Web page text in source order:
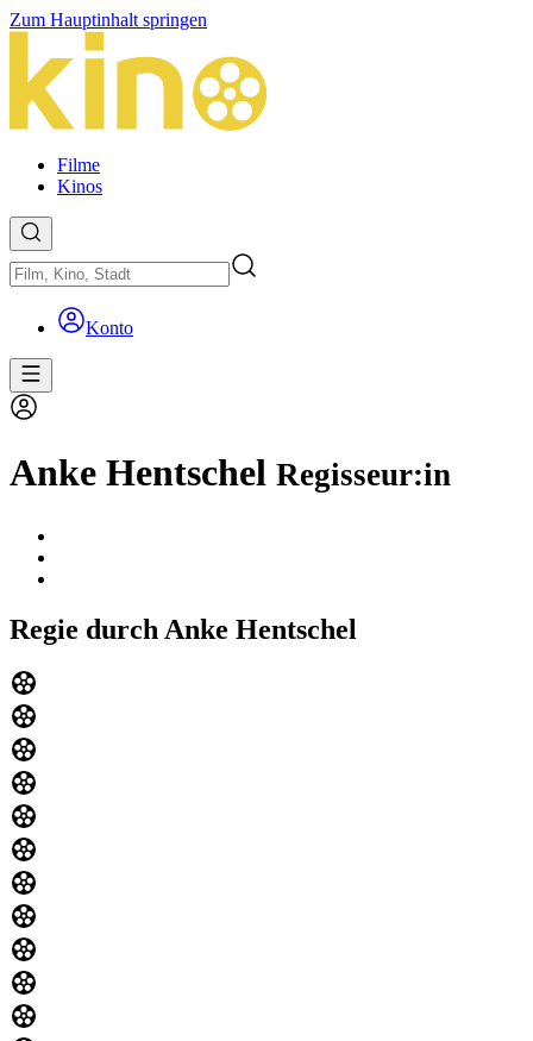
Zum Hauptinhalt springen
Filme
Kinos
Konto
Anke Hentschel Regisseur:in
Regie durch Anke Hentschel